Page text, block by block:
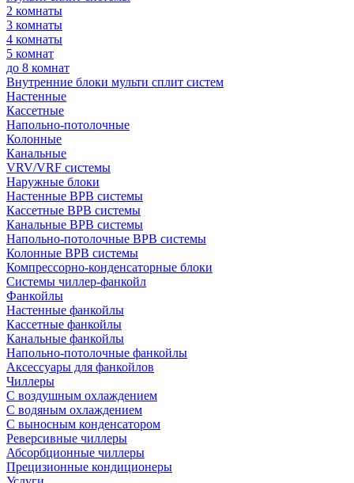
2 комнаты
3 комнаты
4 комнаты
5 комнат
до 8 комнат
Внутренние блоки мульти сплит систем
Настенные
Кассетные
Напольно-потолочные
Колонные
Канальные
VRV/VRF системы
Наружные блоки
Настенные ВРВ системы
Кассетные ВРВ системы
Канальные ВРВ системы
Напольно-потолочные ВРВ системы
Колонные ВРВ системы
Компрессорно-конденсаторные блоки
Системы чиллер-фанкойл
Фанкойлы
Настенные фанкойлы
Кассетные фанкойлы
Канальные фанкойлы
Напольно-потолочные фанкойлы
Аксессуары для фанкойлов
Чиллеры
С воздушным охлаждением
С водяным охлаждением
С выносным конденсатором
Реверсивные чиллеры
Абсорбционные чиллеры
Прецизионные кондиционеры